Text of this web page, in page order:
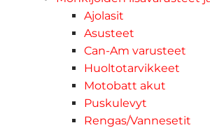
Ajolasit
Asusteet
Can-Am varusteet
Huoltotarvikkeet
Motobatt akut
Puskulevyt
Rengas/Vannesetit